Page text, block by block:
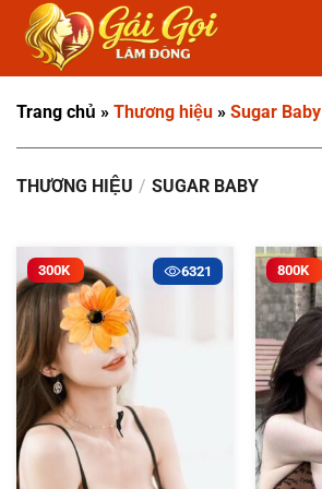
qua
Trang chủ » Thương hiệu » Sugar Baby
THƯƠNG HIỆU / SUGAR BABY
6321
300K 800K